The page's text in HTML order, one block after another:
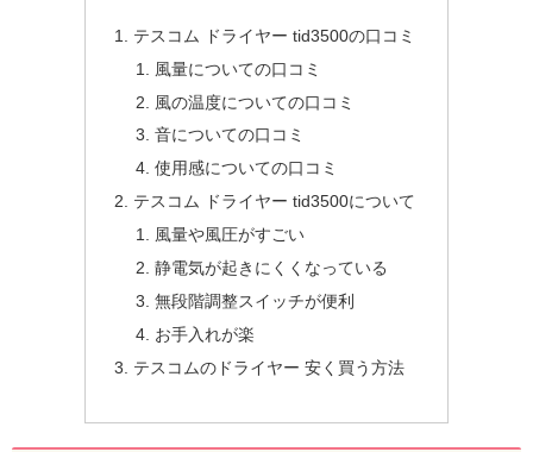
テスコム ドライヤー tid3500の口コミ
風量についての口コミ
風の温度についての口コミ
音についての口コミ
使用感についての口コミ
テスコム ドライヤー tid3500について
風量や風圧がすごい
静電気が起きにくくなっている
無段階調整スイッチが便利
お手入れが楽
テスコムのドライヤー 安く買う方法